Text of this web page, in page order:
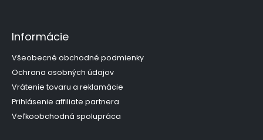
Informácie
Všeobecné obchodné podmienky
Ochrana osobných údajov
Vrátenie tovaru a reklamácie
Prihlásenie affiliate partnera
Veľkoobchodná spolupráca